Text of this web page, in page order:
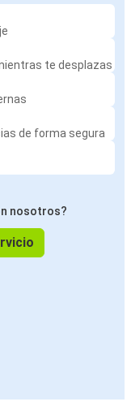
te desplazas
de forma segura
nosotros?